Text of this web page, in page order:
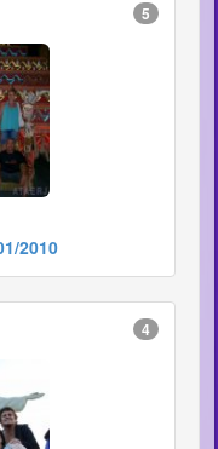
5
2010
4